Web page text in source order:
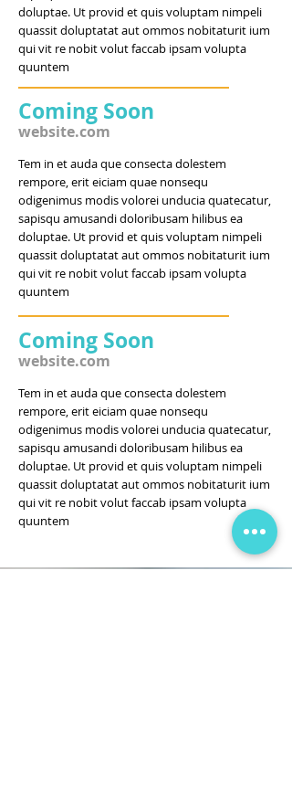
doluptae. Ut provid et quis voluptam nimpeli
quassit doluptatat aut ommos nobitaturit ium
qui vit re nobit volut faccab ipsam volupta
quuntem
Coming Soon
website.com
Tem in et auda que consecta dolestem
rempore, erit eiciam quae nonsequ
odigenimus modis volorei unducia quatecatur,
sapisqu amusandi doloribusam hilibus ea
doluptae. Ut provid et quis voluptam nimpeli
quassit doluptatat aut ommos nobitaturit ium
qui vit re nobit volut faccab ipsam volupta
quuntem
Coming Soon
website.com
Tem in et auda que consecta dolestem
rempore, erit eiciam quae nonsequ
odigenimus modis volorei unducia quatecatur,
sapisqu amusandi doloribusam hilibus ea
doluptae. Ut provid et quis voluptam nimpeli
quassit doluptatat aut ommos nobitaturit ium
qui vit re nobit volut faccab ipsam volupta
quuntem